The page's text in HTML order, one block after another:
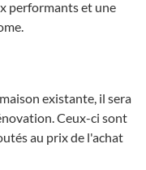
performants et une
existante, il sera
Ceux-ci sont
au prix de l'achat